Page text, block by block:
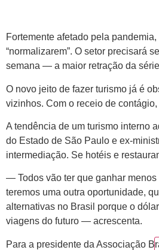
Fortemente afetado pela
“normalizarem”. O setor precisará
semana — a maior retração da
O novo jeito de fazer turismo já é
vizinhos. Com o receio de
A tendência de um turismo interno
do Estado de São Paulo e ex-
intermediação. Se hotéis e
— Todos vão ter que ganhar menos
teremos uma outra oportunidade,
alternativas no Brasil porque o
viagens do futuro — acrescenta.
Para a presidente da Associação